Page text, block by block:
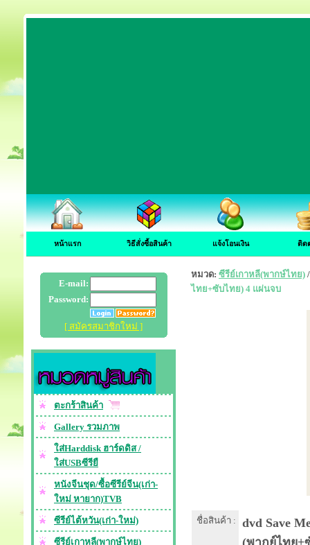
หน้าแรก วิธีสั่งซื้อสินค้า แจ้งโอนเงิน ติด
E-mail:
Password:
[ สมัครสมาชิกใหม่ ]
ตะกร้าสินค้า
Gallery รวมภาพ
ใส่Harddisk ฮาร์ดดิส /
ใส่USBซีรียื
หนังจีนชุด/ซื้อซีรีย์จีน(เก่า-
ใหม่ หายาก)TVB
ซีรีย์ไต้หวัน(เก่า-ใหม่)
ซีรีย์เกาหลี(พากษ์ไทย)
หมวด: ซีรีย์เกาหลี(พากษ์ไทย)
ไทย+ซับไทย) 4 แผ่นจบ
ชื่อสินค้า :
dvd Save
(พากย์ไทย+